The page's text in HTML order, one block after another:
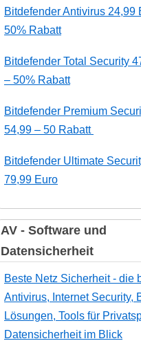
Bitdefender Antivirus 24,99
50% Rabatt
Bitdefender Total Security
– 50% Rabatt
Bitdefender Premium
54,99 – 50 Rabatt
Bitdefender Ultimate
79,99 Euro
AV - Software und
Datensicherheit
Beste Netz Sicherheit - die
Antivirus, Internet Security,
Lösungen, Tools für
Datensicherheit im Blick